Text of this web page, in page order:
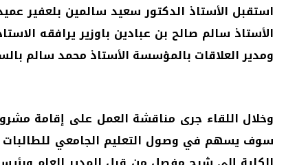
استقبل الأستاذ الدكتور سعيد سالمين بلعفير
الأستاذ سالم صالح بن عبادين باوزير يرافقه
ومدير العلاقات بالمؤسسة الأستاذ محمد سالم
وخلال اللقاء جرى مناقشة العمل على إقامة
سوف يسهم في وصول التعليم الجامعي للطالبات